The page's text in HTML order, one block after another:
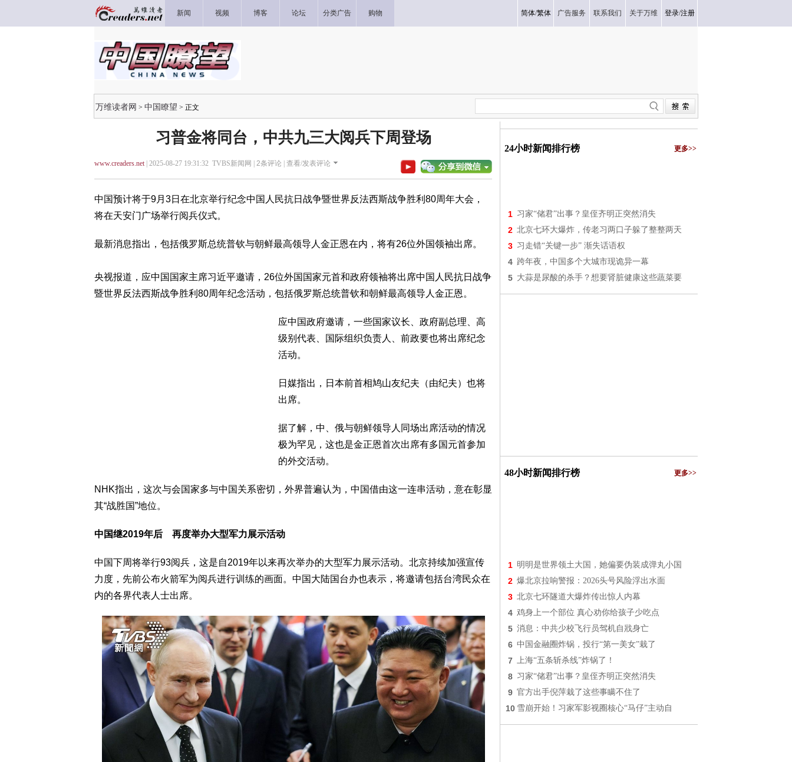
新闻 视频 博客 论坛 分类广告 购物 简体/繁体 广告服务 联系我们 关于万维 登录/注册
万维读者网 > 中国瞭望 > 正文
习普金将同台，中共九三大阅兵下周登场
www.creaders.net| 2025-08-27 19:31:32 TVBS新闻网 | 2条评论 | 查看/发表评论
中国预计将于9月3日在北京举行纪念中国人民抗日战争暨世界反法西斯战争胜利80周年大会，
将在天安门广场举行阅兵仪式。
最新消息指出，包括俄罗斯总统普钦与朝鲜最高领导人金正恩在内，将有26位外国领袖出席。
央视报道，应中国国家主席习近平邀请，26位外国国家元首和政府领袖将出席中国人民抗日战争
暨世界反法西斯战争胜利80周年纪念活动，包括俄罗斯总统普钦和朝鲜最高领导人金正恩。
应中国政府邀请，一些国家议长、政府副总理、高
级别代表、国际组织负责人、前政要也将出席纪念
活动。
日媒指出，日本前首相鸠山友纪夫（由纪夫）也将
出席。
据了解，中、俄与朝鲜领导人同场出席活动的情况
极为罕见，这也是金正恩首次出席有多国元首参加
的外交活动。
NHK指出，这次与会国家多与中国关系密切，外界普遍认为，中国借由这一连串活动，意在彰显
其“战胜国”地位。
中国继2019年后 再度举办大型军力展示活动
中国下周将举行93阅兵，这是自2019年以来再次举办的大型军力展示活动。北京持续加强宣传
力度，先前公布火箭军为阅兵进行训练的画面。中国大陆国台办也表示，将邀请包括台湾民众在
内的各界代表人士出席。
24小时新闻排行榜 更多>>
1 习家“储君”出事？皇侄齐明正突然消失
2 北京七环大爆炸，传老习两口子躲了整整两天
3 习走错“关键一步” 渐失话语权
4 跨年夜，中国多个大城市现诡异一幕
5 大蒜是尿酸的杀手？想要肾脏健康这些蔬菜要
48小时新闻排行榜 更多>>
1 明明是世界领土大国，她偏要伪装成弹丸小国
2 爆北京拉响警报：2026头号风险浮出水面
3 北京七环隧道大爆炸传出惊人内幕
4 鸡身上一个部位 真心劝你给孩子少吃点
5 消息：中共少校飞行员驾机自戕身亡
6 中国金融圈炸锅，投行“第一美女”栽了
7 上海“五条斩杀线”炸锅了！
8 习家“储君”出事？皇侄齐明正突然消失
9 官方出手倪萍栽了这些事瞒不住了
10 雪崩开始！习家军影视圈核心“马仔”主动自